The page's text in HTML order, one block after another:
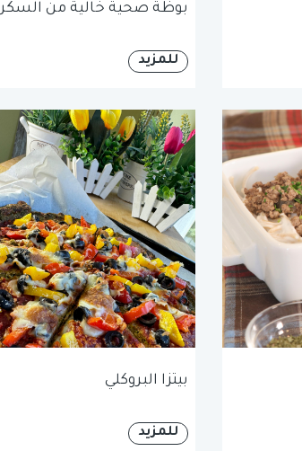
بوظة صحية خالية من السكر
للمزيد
بيتزا البروكلي
للمزيد